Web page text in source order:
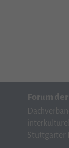
Forum
Stuttgarter